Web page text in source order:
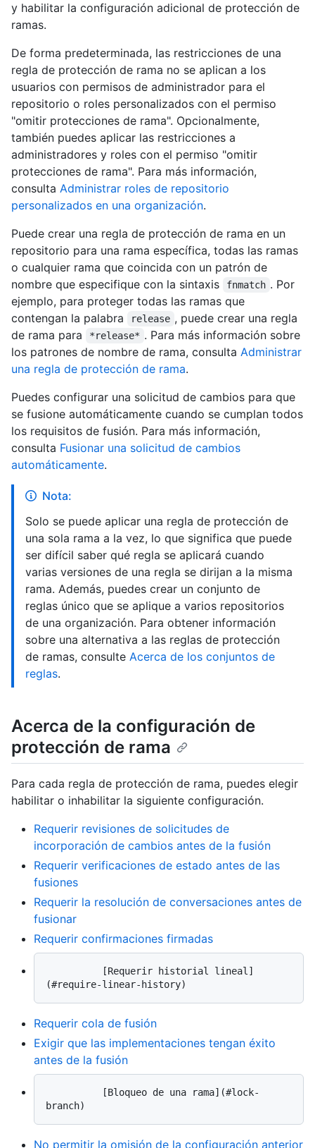
y habilitar la configuración adicional de protección de
ramas.
De forma predeterminada, las restricciones de una
regla de protección de rama no se aplican a los
usuarios con permisos de administrador para el
repositorio o roles personalizados con el permiso
"omitir protecciones de rama". Opcionalmente,
también puedes aplicar las restricciones a
administradores y roles con el permiso "omitir
protecciones de rama". Para más información,
consulta Administrar roles de repositorio
personalizados en una organización.
Puede crear una regla de protección de rama en un
repositorio para una rama específica, todas las ramas
o cualquier rama que coincida con un patrón de
nombre que especifique con la sintaxis
fnmatch . Por
ejemplo, para proteger todas las ramas que
contengan la palabra
release , puede crear una regla
de rama para
*release* . Para más información sobre
los patrones de nombre de rama, consulta Administrar
una regla de protección de rama.
Puedes configurar una solicitud de cambios para que
se fusione automáticamente cuando se cumplan todos
los requisitos de fusión. Para más información,
consulta Fusionar una solicitud de cambios
automáticamente.
Nota:
Solo se puede aplicar una regla de protección de
una sola rama a la vez, lo que significa que puede
ser difícil saber qué regla se aplicará cuando
varias versiones de una regla se dirijan a la misma
rama. Además, puedes crear un conjunto de
reglas único que se aplique a varios repositorios
de una organización. Para obtener información
sobre una alternativa a las reglas de protección
de ramas, consulte Acerca de los conjuntos de
reglas.
Acerca de la configuración de
protección de rama
Para cada regla de protección de rama, puedes elegir
habilitar o inhabilitar la siguiente configuración.
Requerir revisiones de solicitudes de
incorporación de cambios antes de la fusión
Requerir verificaciones de estado antes de las
fusiones
Requerir la resolución de conversaciones antes de
fusionar
Requerir confirmaciones firmadas
Requerir cola de fusión
Exigir que las implementaciones tengan éxito
antes de la fusión
No permitir la omisión de la configuración anterior